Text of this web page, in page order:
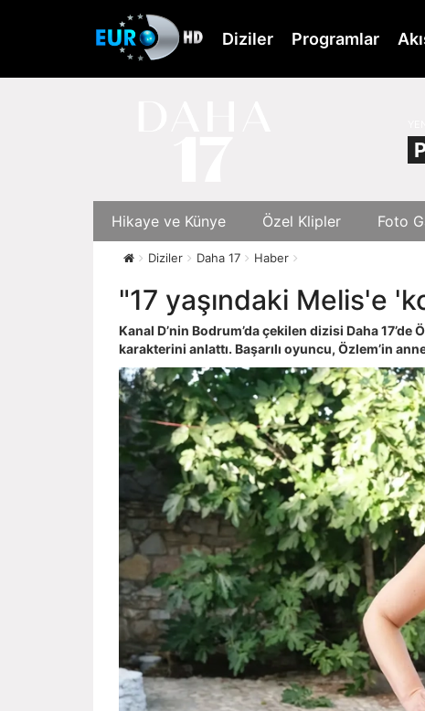
Diziler Programlar
Hikaye ve Künye Özel Klipler Foto
Diziler Daha 17 Haber
"17 yaşındaki Melis'e
Kanal D’nin Bodrum’da çekilen dizisi Daha
karakterini anlattı. Başarılı oyuncu, Özlem’in